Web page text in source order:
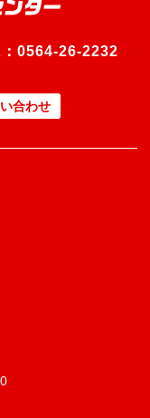
：0564-26-2232
合わせ